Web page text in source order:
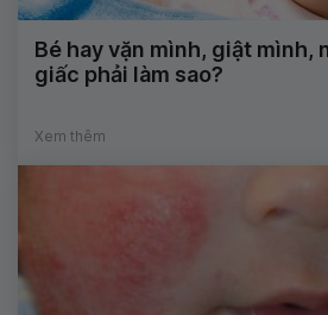
Bé hay vặn mình, giật mình,
giấc phải làm sao?
Xem thêm